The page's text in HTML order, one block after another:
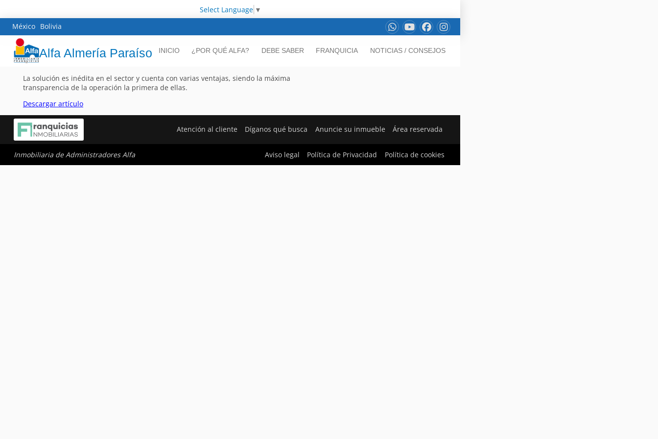
Select Language ▼
México Bolivia
Alfa Almería Paraíso INICIO ¿POR QUÉ ALFA? DEBE SABER FRANQUICIA NOTICIAS / CONSEJOS
La solución es inédita en el sector y cuenta con varias ventajas, siendo la máxima
transparencia de la operación la primera de ellas.
Descargar artículo
Atención al cliente Díganos qué busca Anuncie su inmueble Área reservada
Inmobiliaria de Administradores Alfa Aviso legal Política de Privacidad Política de cookies